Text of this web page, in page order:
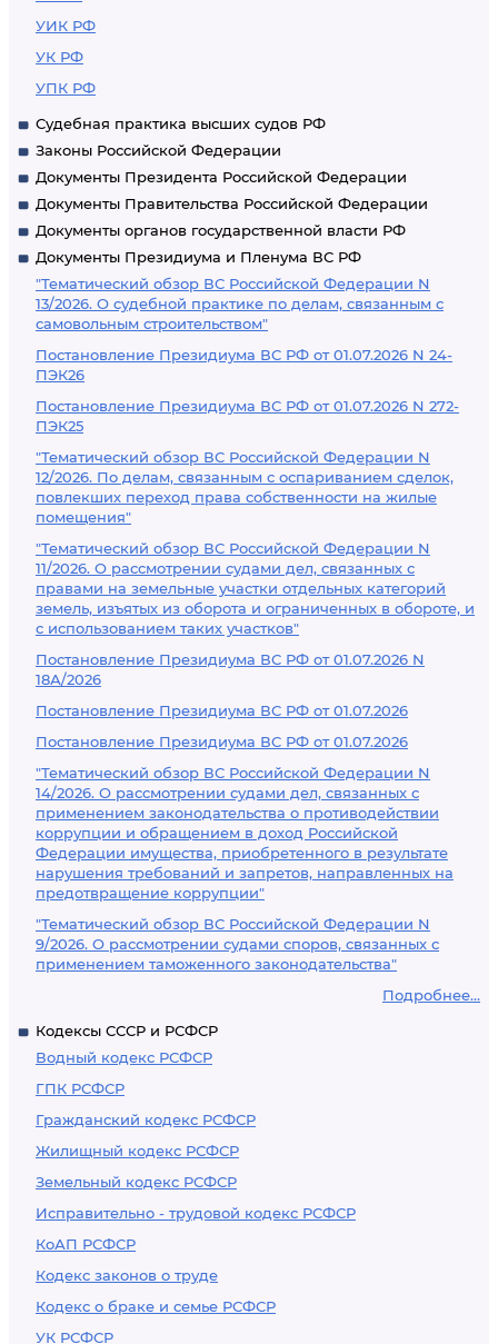
УИК РФ
УК РФ
УПК РФ
Судебная практика высших судов РФ
Законы Российской Федерации
Документы Президента Российской Федерации
Документы Правительства Российской Федерации
Документы органов государственной власти РФ
Документы Президиума и Пленума ВС РФ
"Тематический обзор ВС Российской Федерации N
13/2026. О судебной практике по делам, связанным с
самовольным строительством"
Постановление Президиума ВС РФ от 01.07.2026 N 24-
ПЭК26
Постановление Президиума ВС РФ от 01.07.2026 N 272-
ПЭК25
"Тематический обзор ВС Российской Федерации N
12/2026. По делам, связанным с оспариванием сделок,
повлекших переход права собственности на жилые
помещения"
"Тематический обзор ВС Российской Федерации N
11/2026. О рассмотрении судами дел, связанных с
правами на земельные участки отдельных категорий
земель, изъятых из оборота и ограниченных в обороте, и
с использованием таких участков"
Постановление Президиума ВС РФ от 01.07.2026 N
18А/2026
Постановление Президиума ВС РФ от 01.07.2026
Постановление Президиума ВС РФ от 01.07.2026
"Тематический обзор ВС Российской Федерации N
14/2026. О рассмотрении судами дел, связанных с
применением законодательства о противодействии
коррупции и обращением в доход Российской
Федерации имущества, приобретенного в результате
нарушения требований и запретов, направленных на
предотвращение коррупции"
"Тематический обзор ВС Российской Федерации N
9/2026. О рассмотрении судами споров, связанных с
применением таможенного законодательства"
Подробнее...
Кодексы СССР и РСФСР
Водный кодекс РСФСР
ГПК РСФСР
Гражданский кодекс РСФСР
Жилищный кодекс РСФСР
Земельный кодекс РСФСР
Исправительно - трудовой кодекс РСФСР
КоАП РСФСР
Кодекс законов о труде
Кодекс о браке и семье РСФСР
УК РСФСР